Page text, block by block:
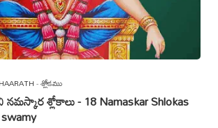
శ్లోకము
నమస్కార శ్లోకాలు - 18 Namaskar Shlokas